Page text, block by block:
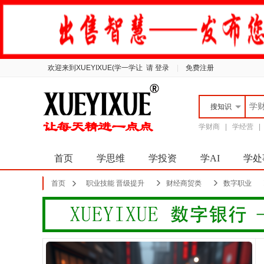
欢迎来到XUEYIXUE(学一学让 请 登录 免费注册
搜知识
学财商 学经营
首页 学思维 学投资 学AI 学处
首页 职业技能 晋级提升 财经商贸类 ‌数字职业